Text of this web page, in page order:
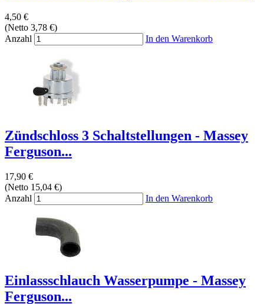
4,50 €
(Netto 3,78 €)
Anzahl
In den Warenkorb
Zündschloss 3 Schaltstellungen - Massey
Ferguson...
17,90 €
(Netto 15,04 €)
Anzahl
In den Warenkorb
Einlassschlauch Wasserpumpe - Massey
Ferguson...